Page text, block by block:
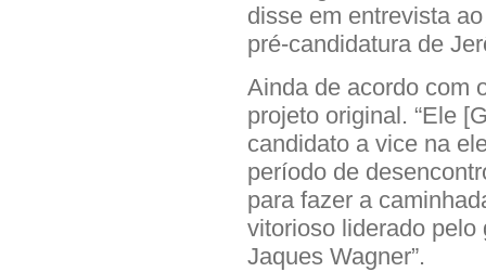
disse em entrevista
pré-candidatura de
Ainda de acordo com
projeto original. “Ele
candidato a vice na
período de
para fazer a
vitorioso liderado
Jaques Wagner”.